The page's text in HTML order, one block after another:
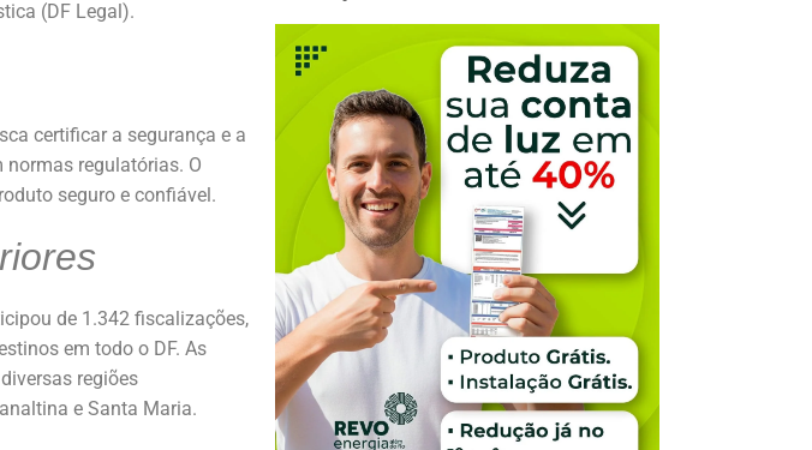
(DF Legal).
certificar a segurança e a
regulatórias. O
seguro e confiável.
de 1.342 fiscalizações,
em todo o DF. As
regiões
e Santa Maria.